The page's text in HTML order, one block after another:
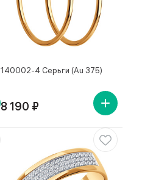
140002-4 Серьги (Au 375)
8 190 ₽